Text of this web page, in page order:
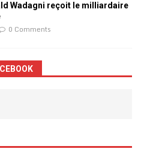
Wadagni reçoit le milliardaire
0 Comments